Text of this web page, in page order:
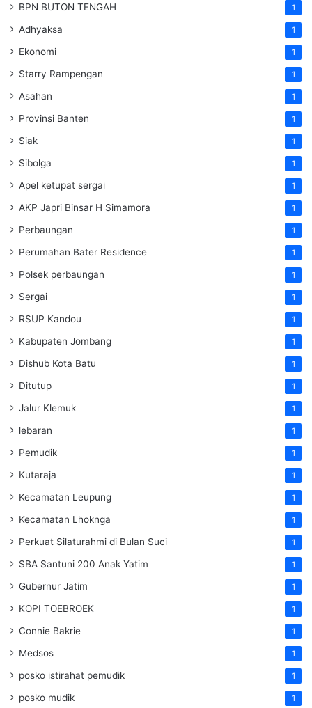
BPN BUTON TENGAH 1
Adhyaksa 1
Ekonomi 1
Starry Rampengan 1
Asahan 1
Provinsi Banten 1
Siak 1
Sibolga 1
Apel ketupat sergai 1
AKP Japri Binsar H Simamora 1
Perbaungan 1
Perumahan Bater Residence 1
Polsek perbaungan 1
Sergai 1
RSUP Kandou 1
Kabupaten Jombang 1
Dishub Kota Batu 1
Ditutup 1
Jalur Klemuk 1
lebaran 1
Pemudik 1
Kutaraja 1
Kecamatan Leupung 1
Kecamatan Lhoknga 1
Perkuat Silaturahmi di Bulan Suci 1
SBA Santuni 200 Anak Yatim 1
Gubernur Jatim 1
KOPI TOEBROEK 1
Connie Bakrie 1
Medsos 1
posko istirahat pemudik 1
posko mudik 1